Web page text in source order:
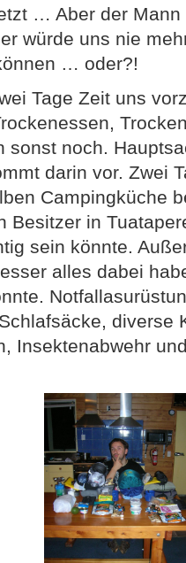
… Aber der Mann
würde uns nie
… oder?!
Tage Zeit uns
sonst noch.
darin vor. Zwei
Campingküche
Besitzer in
sein könnte.
alles dabei
diverse
Insektenabwehr